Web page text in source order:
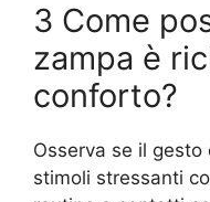
3 Come
zampa è
conforto?
Osserva se il
stimoli stressanti